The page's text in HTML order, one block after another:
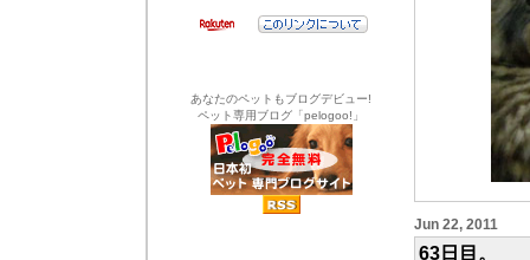
あなたのペットもブログデビュー!
ペット専用ブログ「pelogoo!」
Jun 22, 2011
63日目。